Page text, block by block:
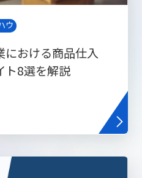
ウ
における商品仕入
ト8選を解説